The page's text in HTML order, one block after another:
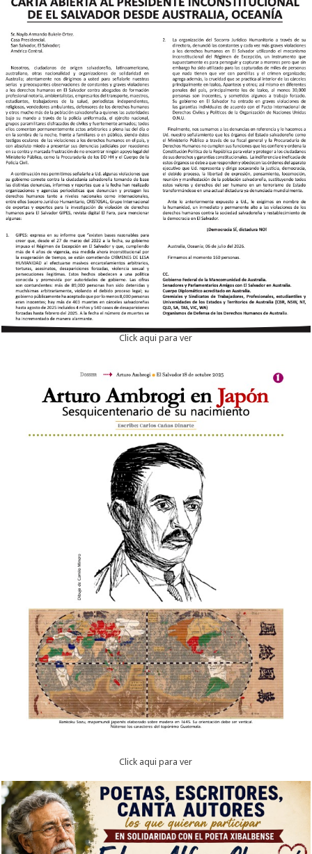
Click aqui para ver
Click aqui para ver